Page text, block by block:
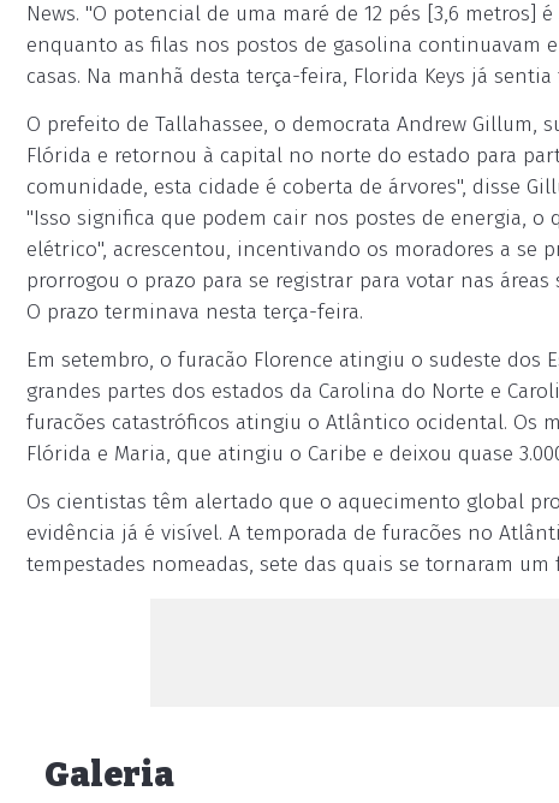
News. "O potencial de uma maré de 12 pés [3,6 metros]
enquanto as filas nos postos de gasolina continuavam
casas. Na manhã desta terça-feira, Florida Keys já
O prefeito de Tallahassee, o democrata Andrew Gillum,
Flórida e retornou à capital no norte do estado para
comunidade, esta cidade é coberta de árvores", disse
"Isso significa que podem cair nos postes de energia,
elétrico", acrescentou, incentivando os moradores a se
prorrogou o prazo para se registrar para votar nas
O prazo terminava nesta terça-feira.
Em setembro, o furacão Florence atingiu o sudeste dos
grandes partes dos estados da Carolina do Norte e
furacões catastróficos atingiu o Atlântico ocidental. Os
Flórida e Maria, que atingiu o Caribe e deixou quase
Os cientistas têm alertado que o aquecimento global
evidência já é visível. A temporada de furacões no
tempestades nomeadas, sete das quais se tornaram um
Galeria